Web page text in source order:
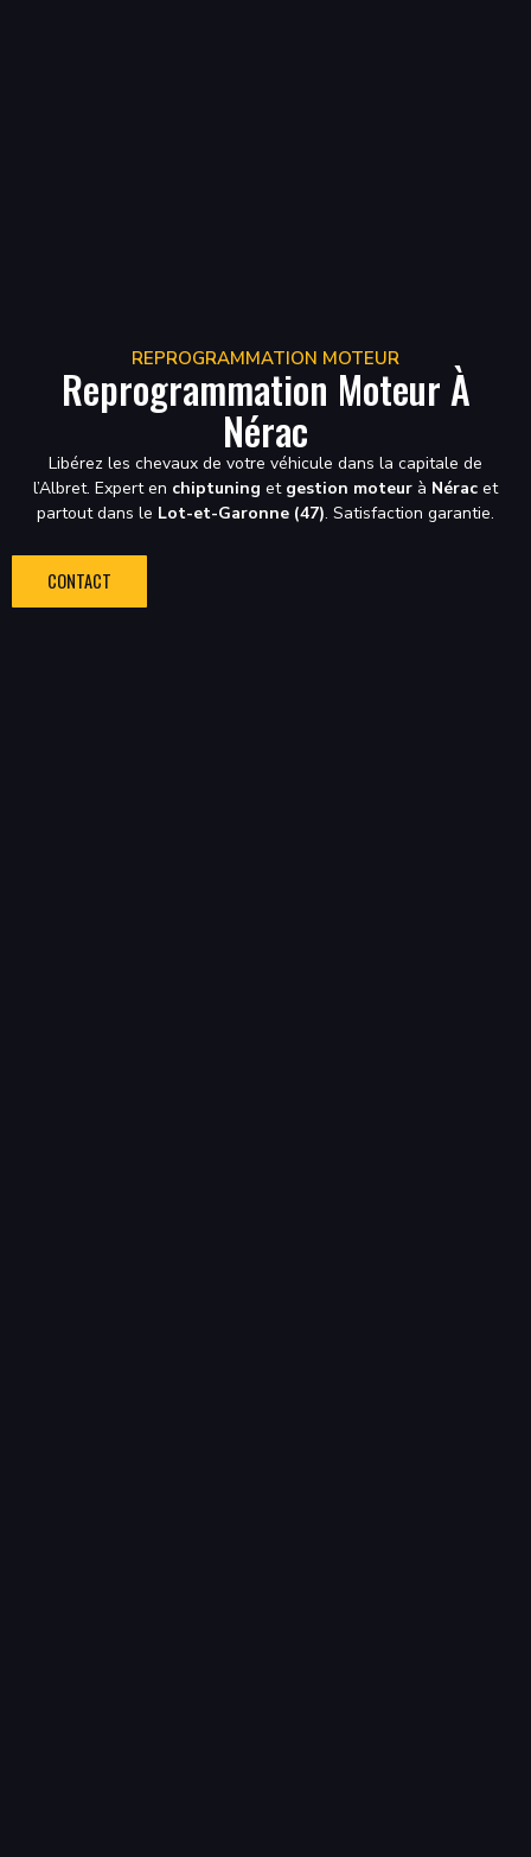
REPROGRAMMATION MOTEUR
Reprogrammation Moteur À
Nérac
Libérez les chevaux de votre véhicule dans la capitale de
l’Albret. Expert en chiptuning et gestion moteur à Nérac et
partout dans le Lot-et-Garonne (47). Satisfaction garantie.
CONTACT